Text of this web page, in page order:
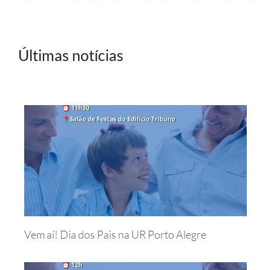
Últimas notícias
Vem aí! Dia dos Pais na UR Porto Alegre